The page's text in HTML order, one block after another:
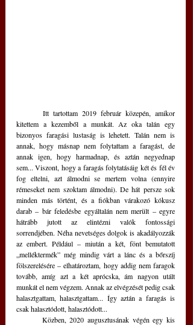
kitettem a kezemből a munkát. Az oka talán egy
bizonyos faragási lustaság is lehetett. Talán nem is
annak, hogy másnap nem folytattam a faragást, de
annak igen, hogy harmadnap, és aztán negyednap
sem... Viszont, hogy a faragás folytatásáig két és fél év
fog eltelni, azt álmodni se mertem volna (ennyire
rémeseket nem szoktam álmodni). De hát persze sok
minden más történt, és a fiókban várakozó kókusz
darab – bár feledésbe egyáltalán nem merült – egyre
hátrább jutott az elintézni valók fontossági
sorrendjében. Néha nevetséges dolgok is akadályozzák
az embert. Például – miután a két, fönt bemutatott
„melléktermék” még mindig várt a lánc és a bőrszíj
fölszerelésére – elhatároztam, hogy addig nem faragok
tovább, amíg azt a két aprócska, ám nagyon utált
munkát el nem végzem. Annak az elvégzését pedig csak
halasztgattam, halasztgattam... Így aztán a faragás is
csak halasztódott, halasztódott...